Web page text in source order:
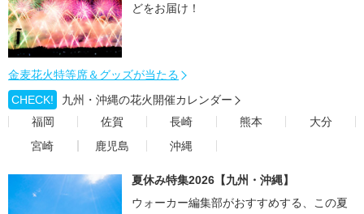
どをお届け！
金麦花火特等席＆グッズが当たる
CHECK!
九州・沖縄の花火開催カレンダー
福岡
佐賀 長崎 熊本
大分
宮崎
鹿児島 沖縄
夏休み特集2026【九州・沖縄】
ウォーカー編集部がおすすめする、この夏